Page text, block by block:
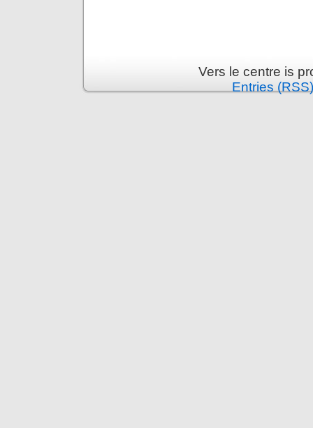
Vers le centre is
Entries (RSS)